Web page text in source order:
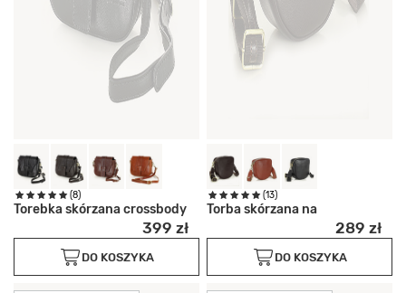
(8)
Torebka skórzana crossbody
399 zł
DO KOSZYKA
(13)
Torba skórzana na
289 zł
DO KOSZYKA